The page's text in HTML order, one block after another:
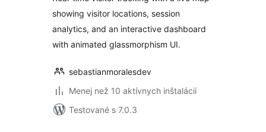
showing visitor locations, session
analytics, and an interactive dashboard
with animated glassmorphism UI.
sebastianmoralesdev
Menej než 10 aktívnych inštalácií
Testované s 7.0.3